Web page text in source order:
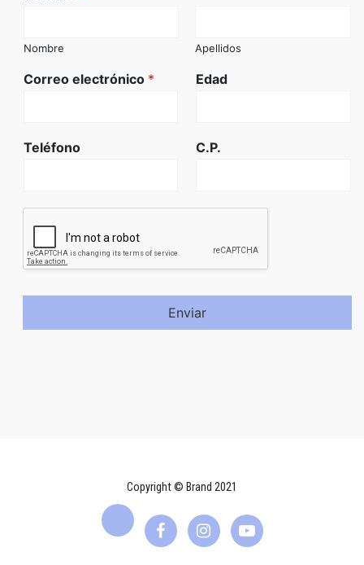
Nombre Apellidos
Correo electrónico * Edad
Teléfono C.P.
Enviar
Copyright © Brand 2021